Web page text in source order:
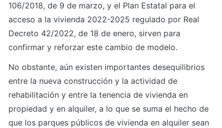
106/2018, de 9 de marzo, y el Plan Estatal para el
acceso a la vivienda 2022-2025 regulado por Real
Decreto 42/2022, de 18 de enero, sirven para
confirmar y reforzar este cambio de modelo.
No obstante, aún existen importantes desequilibrios
entre la nueva construcción y la actividad de
rehabilitación y entre la tenencia de vivienda en
propiedad y en alquiler, a lo que se suma el hecho de
que los parques públicos de vivienda en alquiler sean